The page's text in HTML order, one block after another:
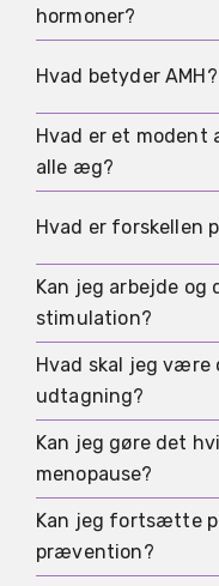
realistisk
hormoner?
I særlige
Hvad betyder AMH?
AMH bruges ofte
ovariereserve og
Hvad er et
alle æg?
Ikke alle udtagne
de ikke opfylder
Hvad er forskellen
VedIVF mødes æg
VedICSIføres en
Kan jeg arbejde og
stimulation?
Mange arbejder
ofte. Følg klinikkens
Hvad skal jeg
udtagning?
Kontakt klinikken
hurtig vægtstigning
Kan jeg gøre det
menopause?
Tidlig rådgivning
Menopause.
Kan jeg fortsætte
prævention?